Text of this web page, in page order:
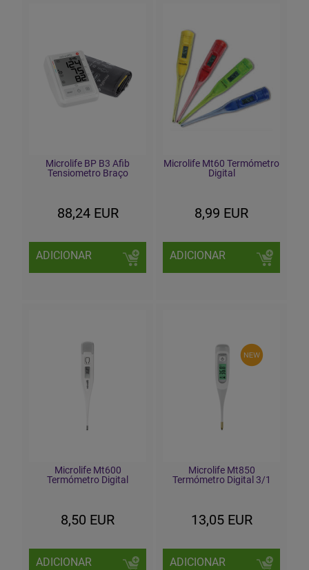
Microlife BP B3 Afib
Tensiometro Braço
88,24 EUR
ADICIONAR
Microlife Mt60 Termómetro
Digital
8,99 EUR
ADICIONAR
Microlife Mt600
Termómetro Digital
8,50 EUR
ADICIONAR
Microlife Mt850
Termómetro Digital 3/1
13,05 EUR
ADICIONAR